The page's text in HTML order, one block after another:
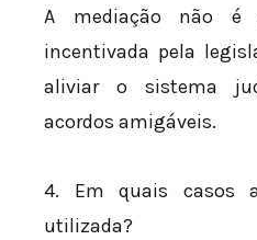
A mediação não é
incentivada pela
aliviar o sistema
acordos amigáveis.
4. Em quais casos
utilizada?